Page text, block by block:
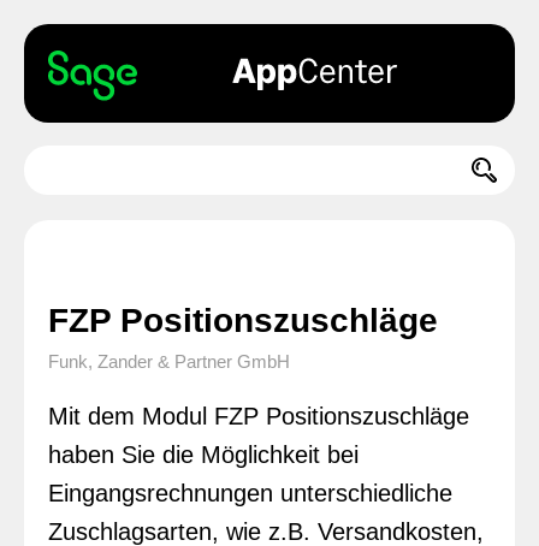
FZP Positionszuschläge
Funk, Zander & Partner GmbH
Mit dem Modul FZP Positionszuschläge
haben Sie die Möglichkeit bei
Eingangsrechnungen unterschiedliche
Zuschlagsarten, wie z.B. Versandkosten,